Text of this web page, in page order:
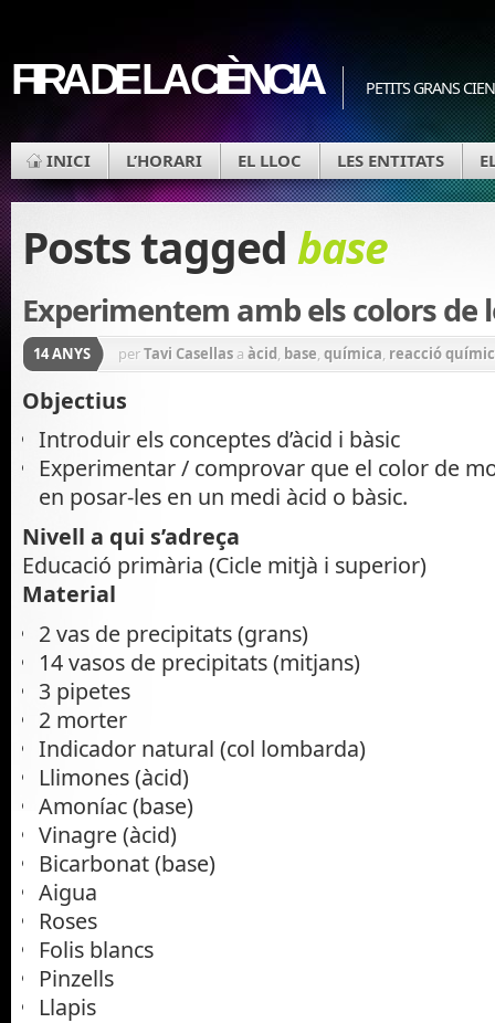
FIRA DE LA CIÈNCIA PETITS GRANS
INICI L’HORARI EL LLOC LES ENTITATS
Posts tagged base
Experimentem amb els colors de
14 ANYS perTavi Casellas a àcid, base, química, reacció
Objectius
Introduir els conceptes d’àcid i bàsic
Experimentar / comprovar que el color de
en posar-les en un medi àcid o bàsic.
Nivell a qui s’adreça
Educació primària (Cicle mitjà i superior)
Material
2 vas de precipitats (grans)
14 vasos de precipitats (mitjans)
3 pipetes
2 morter
Indicador natural (col lombarda)
Llimones (àcid)
Amoníac (base)
Vinagre (àcid)
Bicarbonat (base)
Aigua
Roses
Folis blancs
Pinzells
Llapis